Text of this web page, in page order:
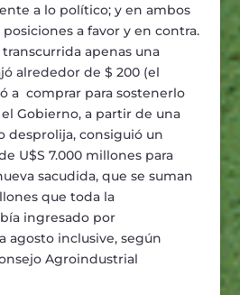
a lo político; y en ambos
posiciones a favor y en contra.
apenas una
alrededor de $ 200 (el
a comprar para sostenerlo
el Gobierno, a partir de una
desprolija, consiguió un
U$S 7.000 millones para
sacudida, que se suman
que toda la
ingresado por
agosto inclusive, según
Agroindustrial